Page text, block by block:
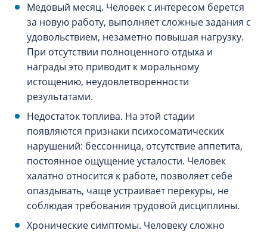
Медовый месяц. Человек с интересом берется
за новую работу, выполняет сложные задания с
удовольствием, незаметно повышая нагрузку.
При отсутствии полноценного отдыха и
награды это приводит к моральному
истощению, неудовлетворенности
результатами.
Недостаток топлива. На этой стадии
появляются признаки психосоматических
нарушений: бессонница, отсутствие аппетита,
постоянное ощущение усталости. Человек
халатно относится к работе, позволяет себе
опаздывать, чаще устраивает перекуры, не
соблюдая требования трудовой дисциплины.
Хронические симптомы. Человеку сложно